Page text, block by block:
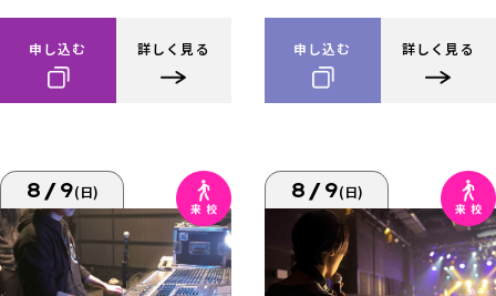
申し込む 詳しく見る 申し込む 詳しく見る
8/9(日) 8/9(日)